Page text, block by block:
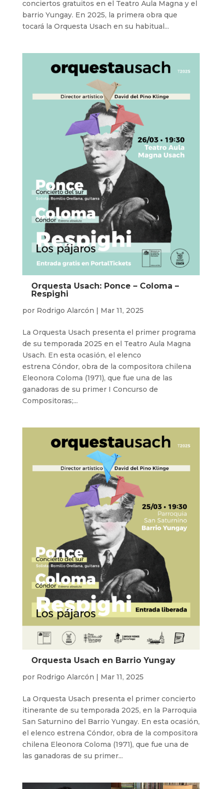
conciertos gratuitos en el Teatro Aula Magna y el
barrio Yungay. En 2025, la primera obra que
tocará la Orquesta Usach en su habitual...
Orquesta Usach: Ponce – Coloma –
Respighi
por Rodrigo Alarcón | Mar 11, 2025
La Orquesta Usach presenta el primer programa
de su temporada 2025 en el Teatro Aula Magna
Usach. En esta ocasión, el elenco
estrena Cóndor, obra de la compositora chilena
Eleonora Coloma (1971), que fue una de las
ganadoras de su primer I Concurso de
Compositoras;...
Orquesta Usach en Barrio Yungay
por Rodrigo Alarcón | Mar 11, 2025
La Orquesta Usach presenta el primer concierto
itinerante de su temporada 2025, en la Parroquia
San Saturnino del Barrio Yungay. En esta ocasión,
el elenco estrena Cóndor, obra de la compositora
chilena Eleonora Coloma (1971), que fue una de
las ganadoras de su primer...